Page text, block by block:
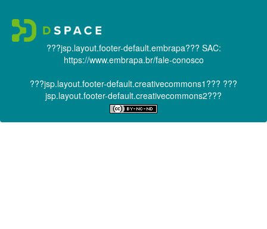
???jsp.layout.footer-default.embrapa??? SAC:
https://www.embrapa.br/fale-conosco
???jsp.layout.footer-default.creativecommons1??? ???
jsp.layout.footer-default.creativecommons2???